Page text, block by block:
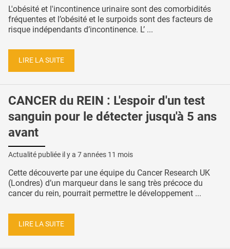
L'obésité et l'incontinence urinaire sont des comorbidités
fréquentes et l’obésité et le surpoids sont des facteurs de
risque indépendants d’incontinence. L’ ...
LIRE LA SUITE
CANCER du REIN : L'espoir d'un test
sanguin pour le détecter jusqu'à 5 ans
avant
Actualité publiée il y a 7 années 11 mois
Cette découverte par une équipe du Cancer Research UK
(Londres) d’un marqueur dans le sang très précoce du
cancer du rein, pourrait permettre le développement ...
LIRE LA SUITE